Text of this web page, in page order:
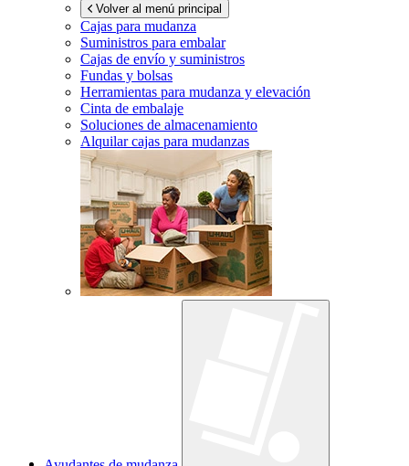
Volver al menú principal
Cajas para mudanza
Suministros para embalar
Cajas de envío y suministros
Fundas y bolsas
Herramientas para mudanza y elevación
Cinta de embalaje
Soluciones de almacenamiento
Alquilar cajas para mudanzas